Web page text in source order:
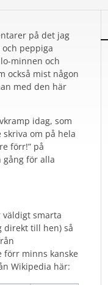
på det jag
peppiga
minnen och
också mist någon
med den här
idag, som
om på hela
förr!” på
för alla
smarta
direkt till hen) så
förr minns kanske
Wikipedia här: